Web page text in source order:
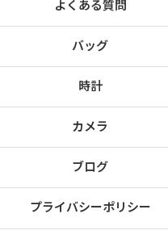
よくある質問
バッグ
時計
カメラ
ブログ
プライバシーポリシー